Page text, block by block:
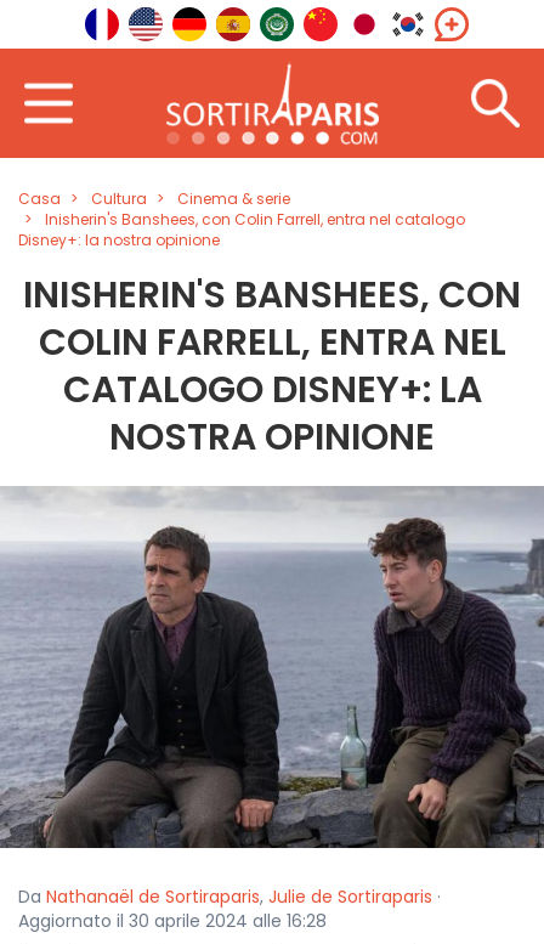
Casa Cultura
Cinema & serie
Inisherin's Banshees, con Colin Farrell, entra nel catalogo
Disney+: la nostra opinione
INISHERIN'S BANSHEES, CON
COLIN FARRELL, ENTRA NEL
CATALOGO DISNEY+: LA
NOSTRA OPINIONE
Da Nathanaël de Sortiraparis, Julie de Sortiraparis ·
Aggiornato il 30 aprile 2024 alle 16:28